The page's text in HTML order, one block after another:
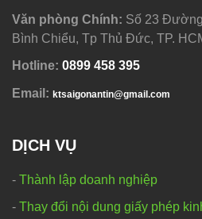
Văn phòng Chính: Số 23
Bình Chiểu, Tp Thủ Đức, TP.
Hotline: 0899 458 395
Email: ktsaigonantin@gmail.com
DỊCH VỤ
- Thành lập doanh nghiệp
- Thay đổi nội dung giấy phép